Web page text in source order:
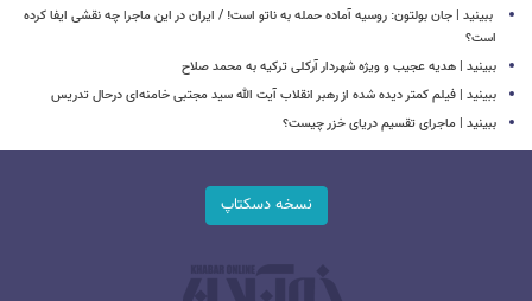
‏ ببینید | جان بولتون: روسیه آماده حمله به ناتو است! / ایران در این ماجرا چه نقشی ایفا کرده
است؟
ببینید | هدیه عجیب و ویژه شهردار آرکلی ترکیه به محمد صلاح
ببینید | فیلم کمتر دیده شده از رهبر انقلاب آیت الله سید مجتبی خامنه‌ای درحال تدریس
ببینید | ماجرای تقسیم دریای خزر چیست؟
نسخه دسکتاپ